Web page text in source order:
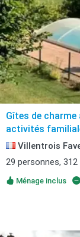
Gîtes de
activités
Châteaux
Villentrois
29 personnes,
Ménage inclus